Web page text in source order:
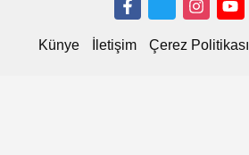
Künye İletişim Çerez Politikası